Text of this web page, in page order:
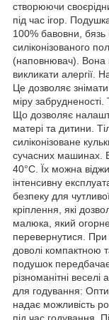
створюючи
під час ігор.
100% бавовни, бязь
силіконізованого
(наповнювач). Вона
викликати алергії.
Це дозволяє
міру
Що дозволяє
матері та дитини.
силіконізоване
сучасних машинах.
40°C. Їх можна
інтенсивну
безпеку для
кріплення, які
малюка, який
перевернутися. При
доволі компактною
подушок
різноманітні
для годування:
надає можливість